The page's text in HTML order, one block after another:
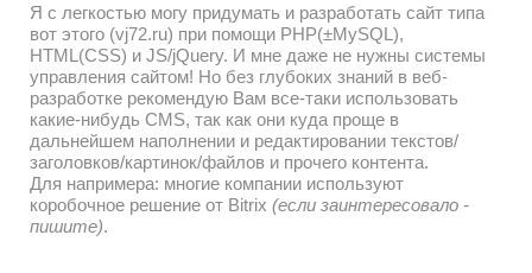
Я с легкостью могу придумать и разработать сайт типа
вот этого (vj72.ru) при помощи PHP(±MySQL),
HTML(CSS) и JS/jQuery. И мне даже не нужны системы
управления сайтом! Но без глубоких знаний в веб-
разработке рекомендую Вам все-таки использовать
какие-нибудь CMS, так как они куда проще в
дальнейшем наполнении и редактировании текстов/
заголовков/картинок/файлов и прочего контента.
Для напримера: многие компании используют
коробочное решение от Bitrix (если заинтересовало -
пишите).